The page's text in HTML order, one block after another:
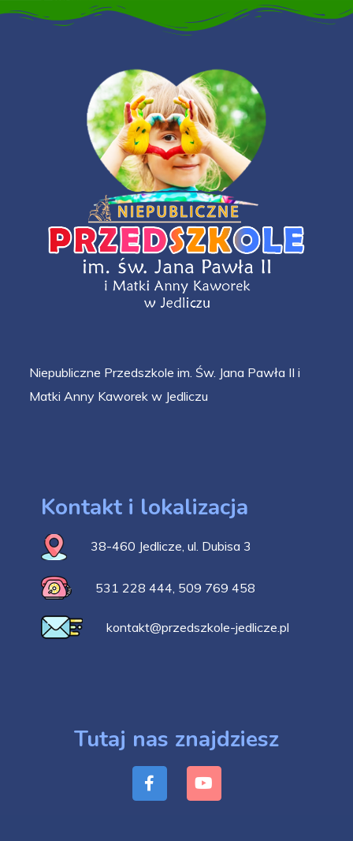
Niepubliczne Przedszkole im. Św. Jana Pawła II i
Matki Anny Kaworek w Jedliczu
Kontakt i lokalizacja
38-460 Jedlicze, ul. Dubisa 3
531 228 444 509 769 458
kontakt@przedszkole-jedlicze.pl
Tutaj nas znajdziesz